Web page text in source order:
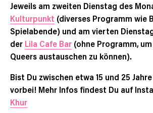
Jeweils am zweiten Dienstag des
Kulturpunkt (diverses Programm wie
Spielabende) und am vierten
der Lila Cafe Bar (ohne Programm,
Queers austauschen zu können).
Bist Du zwischen etwa 15 und 25
vorbei! Mehr Infos findest Du auf
Khur